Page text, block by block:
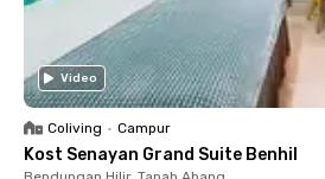
Video
Coliving • Campur
Kost Senayan Grand Suite Benhil